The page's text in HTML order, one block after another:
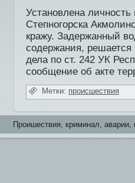
Установлена
Степногорска
кражу. Задержанный
содержания, решается
дела по ст. 242 УК
сообщение об акте
Метки: происшестви­я
Проишестви­я, криминал,